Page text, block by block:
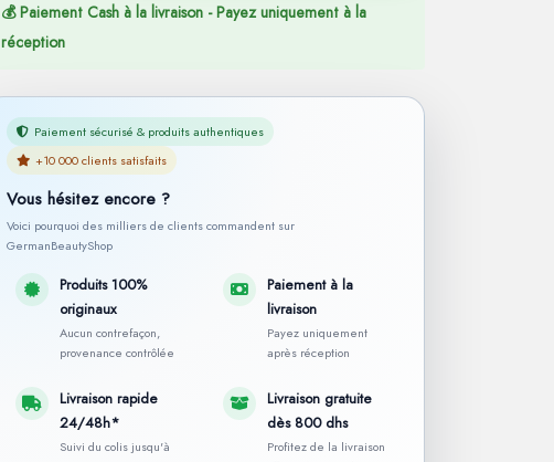
💰 Paiement Cash à la livraison - Payez uniquement à la
réception
Paiement sécurisé & produits authentiques
+10 000 clients satisfaits
Vous hésitez encore ?
Voici pourquoi des milliers de clients commandent sur
GermanBeautyShop
Produits 100%
originaux
Aucun contrefaçon,
provenance contrôlée
Paiement à la
livraison
Payez uniquement
après réception
Livraison rapide
24/48h*
Suivi du colis jusqu'à
Livraison gratuite
dès 800 dhs
Profitez de la livraison